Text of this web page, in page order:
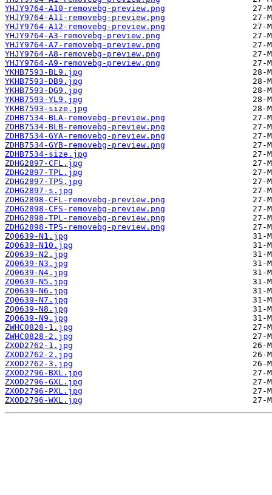
YHJY9764-A10-removebg-preview.png
YHJY9764-A11-removebg-preview.png
YHJY9764-A12-removebg-preview.png
YHJY9764-A3-removebg-preview.png
YHJY9764-A7-removebg-preview.png
YHJY9764-A8-removebg-preview.png
YHJY9764-A9-removebg-preview.png
YKHB7593-BL9.jpg
YKHB7593-DB9.jpg
YKHB7593-DG9.jpg
YKHB7593-YL9.jpg
YKHB7593-size.jpg
ZDHB7534-BLA-removebg-preview.png
ZDHB7534-BLB-removebg-preview.png
ZDHB7534-GYA-removebg-preview.png
ZDHB7534-GYB-removebg-preview.png
ZDHB7534-size.jpg
ZDHG2897-CFL.jpg
ZDHG2897-TPL.jpg
ZDHG2897-TPS.jpg
ZDHG2897-s.jpg
ZDHG2898-CFL-removebg-preview.png
ZDHG2898-CFS-removebg-preview.png
ZDHG2898-TPL-removebg-preview.png
ZDHG2898-TPS-removebg-preview.png
ZQ0639-N1.jpg
ZQ0639-N10.jpg
ZQ0639-N2.jpg
ZQ0639-N3.jpg
ZQ0639-N4.jpg
ZQ0639-N5.jpg
ZQ0639-N6.jpg
ZQ0639-N7.jpg
ZQ0639-N8.jpg
ZQ0639-N9.jpg
ZWHC0828-1.jpg
ZWHC0828-2.jpg
ZXOD2762-1.jpg
ZXOD2762-2.jpg
ZXOD2762-3.jpg
ZXOD2796-BXL.jpg
ZXOD2796-GXL.jpg
ZXOD2796-PXL.jpg
ZXOD2796-WXL.jpg